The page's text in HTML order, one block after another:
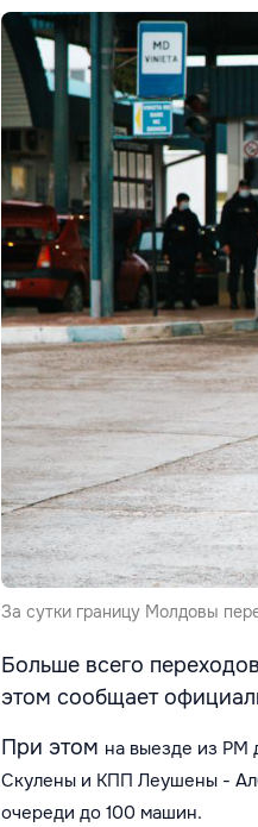
За сутки границу Молдовы
Больше всего
этом сообщает
При этом на выезде из РМ
Скулены и КПП Леушены -
очереди до 100 машин.